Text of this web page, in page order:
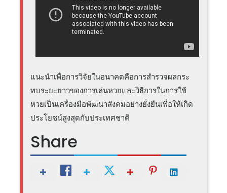
แนะนำเพื่อการวิจัยในอนาคตคือการสำรวจผลกระ
ทบระยะยาวของการเล่นหวยและวิธีการในการใช้
หวยเป็นเครื่องมือพัฒนาสังคมอย่างยั่งยืนเพื่อให้เกิด
ประโยชน์สูงสุดกับประเทศชาติ
Share